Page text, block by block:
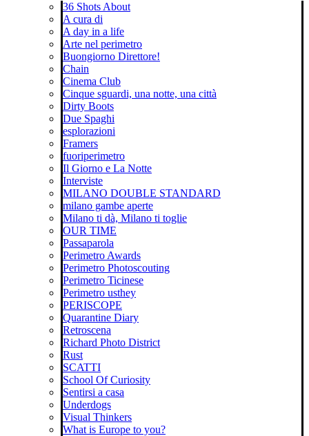
36 Shots About
A cura di
A day in a life
Arte nel perimetro
Buongiorno Direttore!
Chain
Cinema Club
Cinque sguardi, una notte, una città
Dirty Boots
Due Spaghi
esplorazioni
Framers
fuoriperimetro
Il Giorno e La Notte
Interviste
MILANO DOUBLE STANDARD
milano gambe aperte
Milano ti dà, Milano ti toglie
OUR TIME
Passaparola
Perimetro Awards
Perimetro Photoscouting
Perimetro Ticinese
Perimetro usthey
PERISCOPE
Quarantine Diary
Retroscena
Richard Photo District
Rust
SCATTI
School Of Curiosity
Sentirsi a casa
Underdogs
Visual Thinkers
What is Europe to you?